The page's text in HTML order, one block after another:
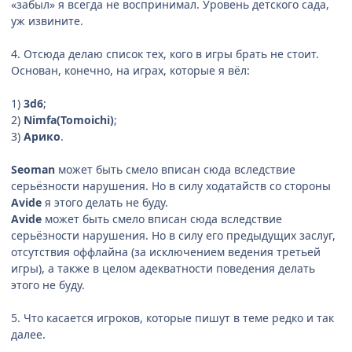
«забыл» я всегда не воспринимал. Уровень детского сада,
уж извините.
4. Отсюда делаю список тех, кого в игры брать не стоит.
Основан, конечно, на играх, которые я вёл:
1) 3d6;
2) Nimfa(Tomoichi);
3) Арико.
Seoman может быть смело вписан сюда вследствие
серьёзности нарушения. Но в силу ходатайств со стороны
Avide я этого делать не буду.
Avide может быть смело вписан сюда вследствие
серьёзности нарушения. Но в силу его предыдущих заслуг,
отсутствия оффлайна (за исключением ведения третьей
игры), а также в целом адекватности поведения делать
этого не буду.
5. Что касается игроков, которые пишут в теме редко и так
далее.